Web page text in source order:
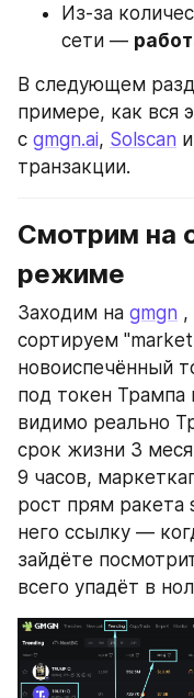
Из-за
сети —
В следующем
примере, как вся
с gmgn.ai, Solscan
транзакции.
Смотрим на
режиме
Заходим на gmgn ,
сортируем
новоиспечённый
под токен Трампа
видимо реально
срок жизни 3
9 часов,
рост прям ракета
него ссылку —
зайдёте
всего упадёт в